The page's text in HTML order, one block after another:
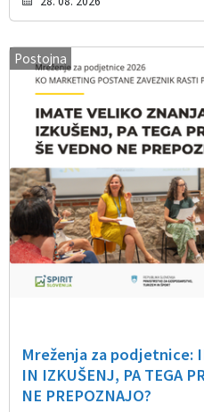
Postojna
Mreženja za podjetnice:
IN IZKUŠENJ, PA TEGA
NE PREPOZNAJO?